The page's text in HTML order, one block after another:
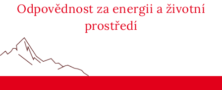
Odpovědnost za energii a životní
prostředí